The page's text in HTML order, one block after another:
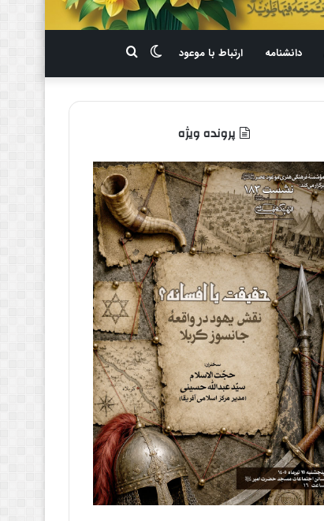
دانشنامه ارتباط با موعود
برای
تغییر
پوسته
پرونده ویژه